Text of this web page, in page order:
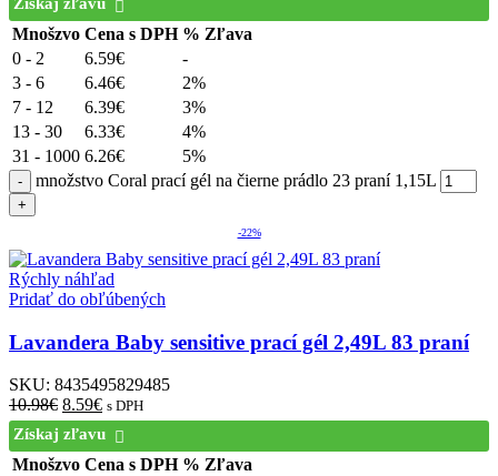
Získaj zľavu
Mnošzvo Cena s DPH % Zľava
0 - 2
6.59€
-
3 - 6
6.46€
2%
7 - 12
6.39€
3%
13 - 30
6.33€
4%
31 - 1000 6.26€
5%
množstvo Coral prací gél na čierne prádlo 23 praní 1,15L
-22%
Rýchly náhľad
Pridať do obľúbených
Lavandera Baby sensitive prací gél 2,49L 83 praní
SKU: 8435495829485
10.98€ 8.59€ s DPH
Získaj zľavu
Mnošzvo Cena s DPH % Zľava